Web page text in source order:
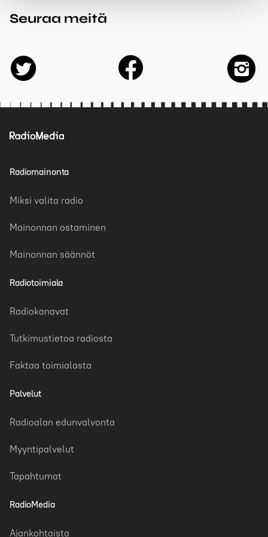
Seuraa meitä
twitter facebook
Radiomainonta
Miksi valita radio
Mainonnan ostaminen
Mainonnan säännöt
Radiotoimiala
Radiokanavat
Tutkimustietoa radiosta
Faktaa toimialasta
Palvelut
Radioalan edunvalvonta
Myyntipalvelut
Tapahtumat
RadioMedia
Ajankohtaista